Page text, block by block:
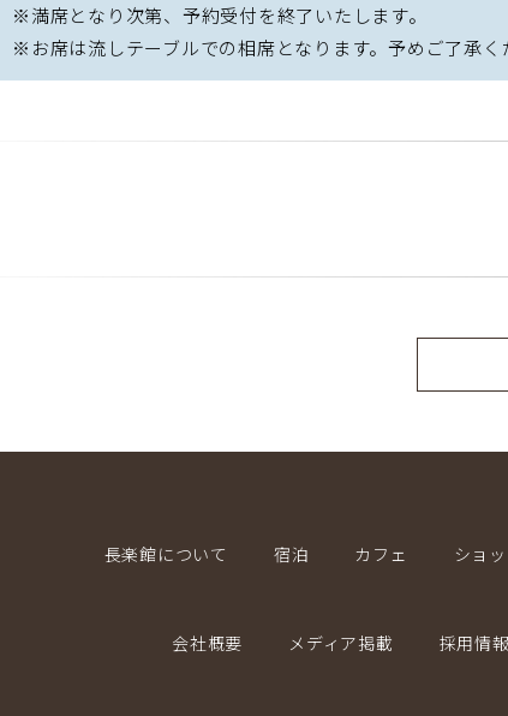
※満席となり次第、予約受付を終了いたします。
※お席は流しテーブルでの相席となります。予めご了承く
長楽館について 宿泊 カフェ ショ
会社概要 メディア掲載 採用情報